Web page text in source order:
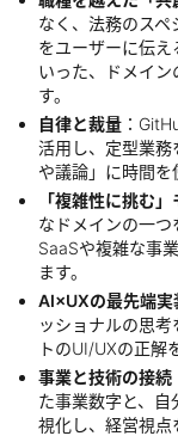
なく、法務のス
をユーザーに伝
いった、ドメイ
す。
自律と裁量 ：
活用し、定型業
や議論」に時間を
「複雑性に挑む
なドメインの一
SaaSや複雑な事
ます。
AI×UXの最先端実
ッショナルの思
トのUI/UXの正解
事業と技術の接続
た事業数字と、
視化し、経営視点